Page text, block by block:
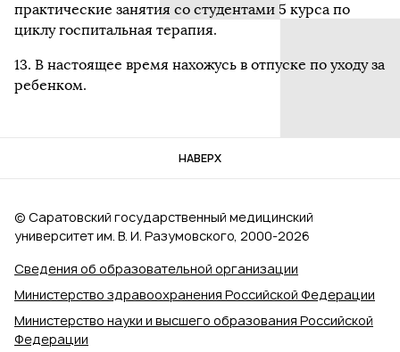
практические занятия со студентами 5 курса по
циклу госпитальная терапия.
13. В настоящее время нахожусь в отпуске по уходу за
ребенком.
НАВЕРХ
Сведения об образовательной организации
Министерство здравоохранения Российской Федерации
Министерство науки и высшего образования Российской
Федерации
© Саратовский государственный медицинский
университет им. В. И. Разумовского, 2000‑2026